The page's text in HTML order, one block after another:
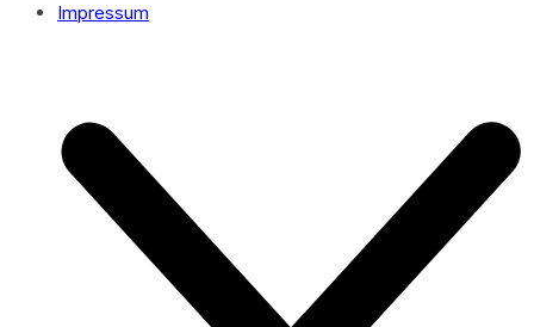
Impressum